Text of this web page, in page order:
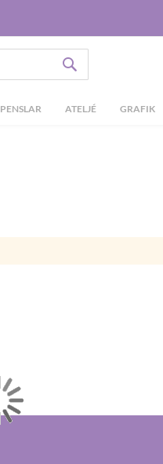
PENSLAR ATELJÉ GRAFIK